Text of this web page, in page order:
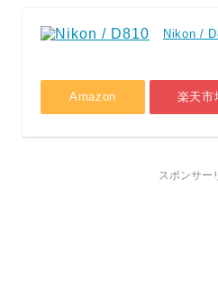
Nikon /
Amazon 楽天市
スポンサー